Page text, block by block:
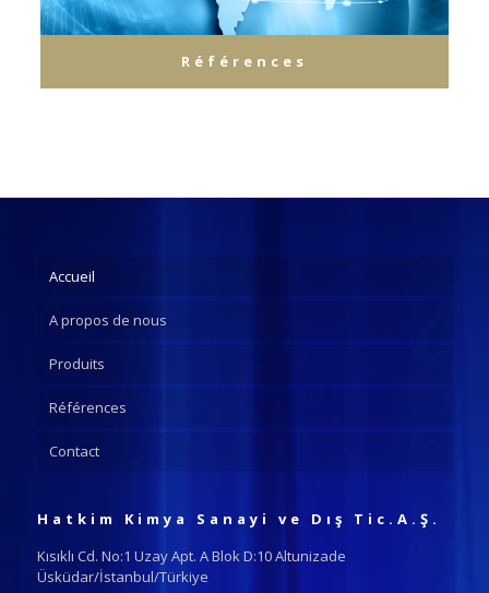
Références
Accueil
A propos de nous
Produits
Références
Contact
Hatkim Kimya Sanayi ve Dış Tic.A.Ş.
Kısıklı Cd. No:1 Uzay Apt. A Blok D:10 Altunizade
Üsküdar/İstanbul/Türkiye